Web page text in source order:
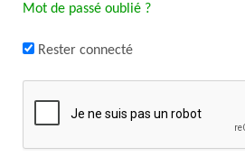
Mot de passé oublié ?
Rester connecté